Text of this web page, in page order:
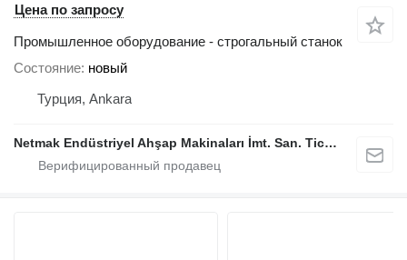
Цена по запросу
Промышленное оборудование - строгальный станок
Состояние новый
Турция, Ankara
Netmak Endüstriyel Ahşap Makinaları İmt. San. Tic. A.Ş.